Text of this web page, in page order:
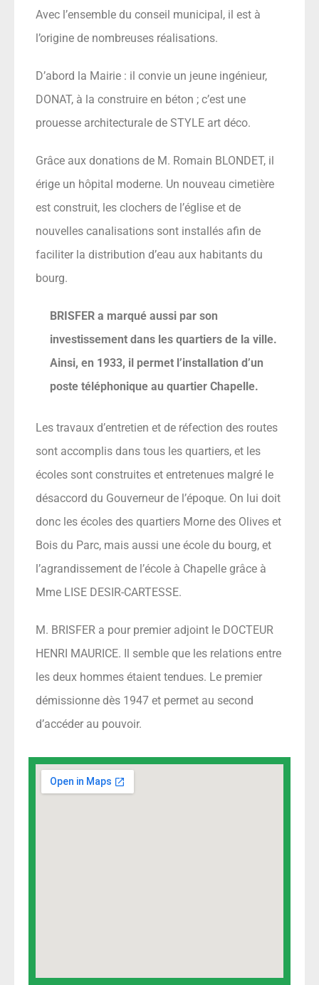
Avec l’ensemble du conseil municipal, il est à
l’origine de nombreuses réalisations.
D’abord la Mairie : il convie un jeune ingénieur,
DONAT, à la construire en béton ; c’est une
prouesse architecturale de STYLE art déco.
Grâce aux donations de M. Romain BLONDET, il
érige un hôpital moderne. Un nouveau cimetière
est construit, les clochers de l’église et de
nouvelles canalisations sont installés afin de
faciliter la distribution d’eau aux habitants du
bourg.
BRISFER a marqué aussi par son
investissement dans les quartiers de la ville.
Ainsi, en 1933, il permet l’installation d’un
poste téléphonique au quartier Chapelle.
Les travaux d’entretien et de réfection des routes
sont accomplis dans tous les quartiers, et les
écoles sont construites et entretenues malgré le
désaccord du Gouverneur de l’époque. On lui doit
donc les écoles des quartiers Morne des Olives et
Bois du Parc, mais aussi une école du bourg, et
l’agrandissement de l’école à Chapelle grâce à
Mme LISE DESIR-CARTESSE.
M. BRISFER a pour premier adjoint le DOCTEUR
HENRI MAURICE. Il semble que les relations entre
les deux hommes étaient tendues. Le premier
démissionne dès 1947 et permet au second
d’accéder au pouvoir.